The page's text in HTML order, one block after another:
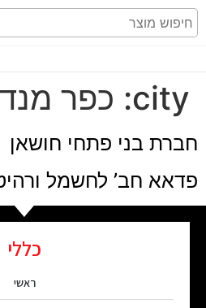
city: כפר
חברת בני פתחי חושאן
פדאא חב’ לחשמל
כללי
ראשי